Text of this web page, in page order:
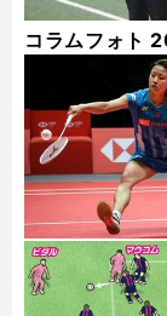
コラムフォト